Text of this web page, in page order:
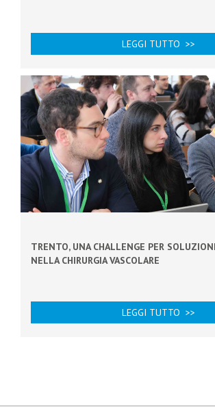
LEGGI TUTTO >>
TRENTO, UNA CHALLENGE PER
NELLA CHIRURGIA VASCOLARE
LEGGI TUTTO >>